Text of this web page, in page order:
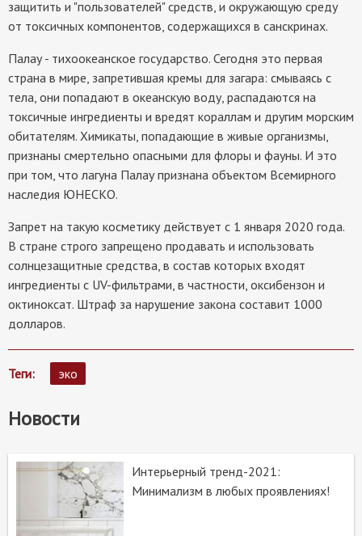
защитить и "пользователей" средств, и окружающую среду
от токсичных компонентов, содержащихся в санскринах.
Палау - тихоокеанское государство. Сегодня это первая
страна в мире, запретившая кремы для загара: смываясь с
тела, они попадают в океанскую воду, распадаются на
токсичные ингредиенты и вредят кораллам и другим морским
обитателям. Химикаты, попадающие в живые организмы,
признаны смертельно опасными для флоры и фауны. И это
при том, что лагуна Палау признана объектом Всемирного
наследия ЮНЕСКО.
Запрет на такую косметику действует с 1 января 2020 года.
В стране строго запрещено продавать и использовать
солнцезащитные средства, в состав которых входят
ингредиенты с UV-фильтрами, в частности, оксибензон и
октиноксат. Штраф за нарушение закона составит 1000
долларов.
Теги эко
Новости
Интерьерный тренд-2021:
Минимализм в любых проявлениях!